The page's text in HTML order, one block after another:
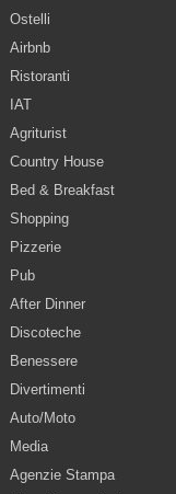
Ostelli
Airbnb
Ristoranti
IAT
Agriturist
Country House
Bed & Breakfast
Shopping
Pizzerie
Pub
After Dinner
Discoteche
Benessere
Divertimenti
Auto/Moto
Media
Agenzie Stampa